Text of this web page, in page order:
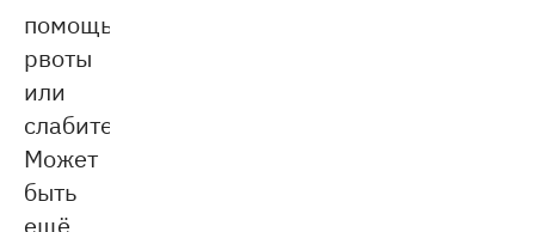
помощью
рвоты
или
слабительных.
Может
быть
ещё